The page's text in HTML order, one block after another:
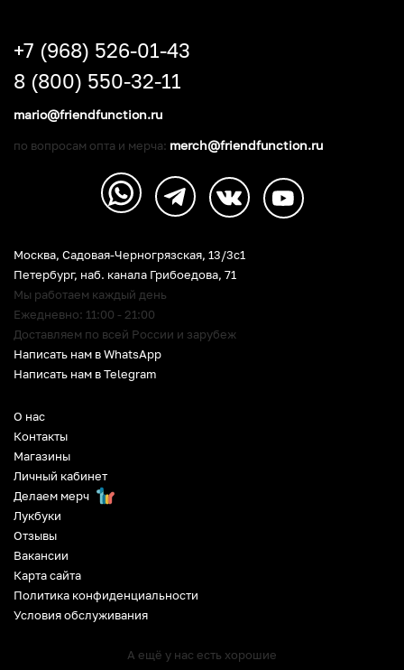
О нас
Контакты
Магазины
Личный кабинет
Делаем мерч
Лукбуки
Отзывы
Вакансии
Карта сайта
Политика конфиденциальности
Условия обслуживания
А ещё у нас есть хорошие
Москва, Садовая-Черногрязская, 13/3c1
Петербург, наб. канала Грибоедова, 71
Мы работаем каждый день
Ежедневно: 11:00 - 21:00
Доставляем по всей России и зарубеж
Написать нам в WhatsApp
Написать нам в Telegram
+7 (968) 526-01-43
8 (800) 550-32-11
mario@friendfunction.ru
по вопросам опта и мерча: merch@friendfunction.ru